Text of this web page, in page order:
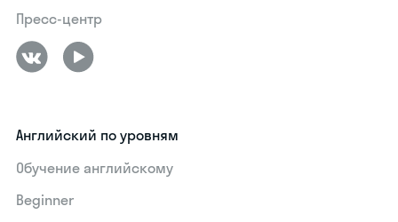
Пресс-центр
Английский по уровням
Обучение английскому
Beginner